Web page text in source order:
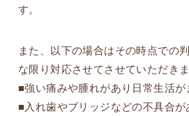
す。
また、以下の場合はその時点での
な限り対応させてさせていただきま
■強い痛みや腫れがあり日常生活
■入れ歯やブリッジなどの不具合